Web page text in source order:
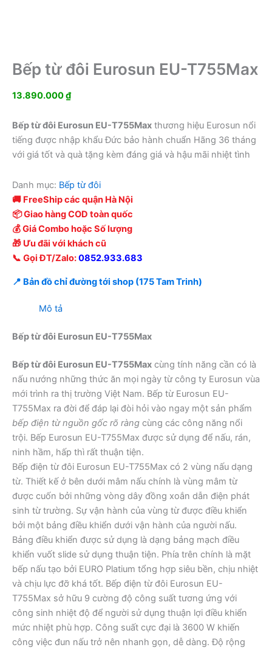
Bếp từ đôi Eurosun EU-T755Max
13.890.000₫
Bếp từ đôi Eurosun EU-T755Max thương hiệu Eurosun nổi
tiếng được nhập khẩu Đức bảo hành chuẩn Hãng 36 tháng
với giá tốt và quà tặng kèm đáng giá và hậu mãi nhiệt tình
Danh mục: Bếp từ đôi
🚚 FreeShip các quận Hà Nội
📦 Giao hàng COD toàn quốc
💰 Giá Combo hoặc Số lượng
🎁 Ưu đãi với khách cũ
📞 Gọi ĐT/Zalo:0852.933.683
📍 Bản đồ chỉ đường tới shop (175 Tam Trinh)
Mô tả
Bếp từ đôi Eurosun EU-T755Max
Bếp từ đôi Eurosun EU-T755Max cùng tính năng cần có là
nấu nướng những thức ăn mọi ngày từ công ty Eurosun vùa
mới trình ra thị trường Việt Nam. Bếp từ Eurosun EU-
T755Max ra đời để đáp lại đòi hỏi vào ngay một sản phẩm
bếp điện từ nguồn gốc rõ ràng cùng các công năng nổi
trội. Bếp Eurosun EU-T755Max được sử dụng để nấu, rán,
ninh hầm, hấp thì rất thuận tiện.
Bếp điện từ đôi Eurosun EU-T755Max có 2 vùng nấu dạng
từ. Thiết kế ở bên dưới mâm nấu chính là vùng mâm từ
được cuốn bởi những vòng dây đồng xoắn dẫn điện phát
sinh từ trường. Sự vận hành của vùng từ được điều khiển
bởi một bảng điều khiển dưới vận hành của người nấu.
Bảng điều khiển được sử dụng là dạng bảng mạch điều
khiển vuốt slide sử dụng thuận tiện. Phía trên chính là mặt
bếp nấu tạo bởi EURO Platium tổng hợp siêu bền, chịu nhiệt
và chịu lực đỡ khá tốt. Bếp điện từ đôi Eurosun EU-
T755Max sở hữu 9 cường độ công suất tương ứng với
công sinh nhiệt độ để người sử dụng thuận lợi điều khiển
mức nhiệt phù hợp. Công suất cực đại là 3600 W khiến
công việc đun nấu trở nên nhanh gọn, dễ dàng. Độ rộng